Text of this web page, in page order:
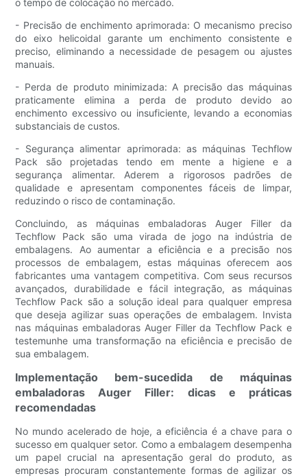
o tempo de colocação no mercado.
- Precisão de enchimento aprimorada: O mecanismo preciso
do eixo helicoidal garante um enchimento consistente e
preciso, eliminando a necessidade de pesagem ou ajustes
manuais.
- Perda de produto minimizada: A precisão das máquinas
praticamente elimina a perda de produto devido ao
enchimento excessivo ou insuficiente, levando a economias
substanciais de custos.
- Segurança alimentar aprimorada: as máquinas Techflow
Pack são projetadas tendo em mente a higiene e a
segurança alimentar. Aderem a rigorosos padrões de
qualidade e apresentam componentes fáceis de limpar,
reduzindo o risco de contaminação.
Concluindo, as máquinas embaladoras Auger Filler da
Techflow Pack são uma virada de jogo na indústria de
embalagens. Ao aumentar a eficiência e a precisão nos
processos de embalagem, estas máquinas oferecem aos
fabricantes uma vantagem competitiva. Com seus recursos
avançados, durabilidade e fácil integração, as máquinas
Techflow Pack são a solução ideal para qualquer empresa
que deseja agilizar suas operações de embalagem. Invista
nas máquinas embaladoras Auger Filler da Techflow Pack e
testemunhe uma transformação na eficiência e precisão de
sua embalagem.
Implementação bem-sucedida de máquinas
embaladoras Auger Filler: dicas e práticas
recomendadas
No mundo acelerado de hoje, a eficiência é a chave para o
sucesso em qualquer setor. Como a embalagem desempenha
um papel crucial na apresentação geral do produto, as
empresas procuram constantemente formas de agilizar os